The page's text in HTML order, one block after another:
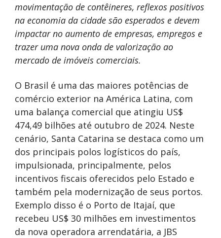
movimentação de contêineres, reflexos positivos
na economia da cidade são esperados e devem
impactar no aumento de empresas, empregos e
trazer uma nova onda de valorização ao
mercado de imóveis comerciais.
O Brasil é uma das maiores potências de
comércio exterior na América Latina, com
uma balança comercial que atingiu US$
474,49 bilhões até outubro de 2024. Neste
cenário, Santa Catarina se destaca como um
dos principais polos logísticos do país,
impulsionada, principalmente, pelos
incentivos fiscais oferecidos pelo Estado e
também pela modernização de seus portos.
Exemplo disso é o Porto de Itajaí, que
recebeu US$ 30 milhões em investimentos
da nova operadora arrendatária, a JBS